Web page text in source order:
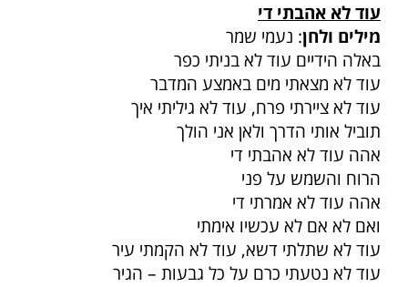
עוד לא אהבתי די
מילים ולחן: נעמי שמר
באלה הידיים עוד לא בניתי כפר
עוד לא מצאתי מים באמצע המדבר
עוד לא ציירתי פרח, עוד לא גיליתי איך
תוביל אותי הדרך ולאן אני הולך
אהה עוד לא אהבתי די
הרוח והשמש על פני
אהה עוד לא אמרתי די
ואם לא אם לא עכשיו אימתי
עוד לא שתלתי דשא, עוד לא הקמתי עיר
עוד לא נטעתי כרם על כל גבעות – הגיר